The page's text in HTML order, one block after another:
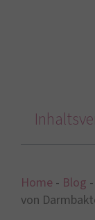
Home - Blog -
von